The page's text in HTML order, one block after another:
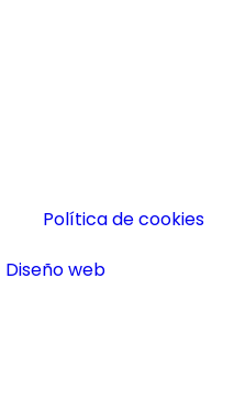
Política de cookies
Diseño web